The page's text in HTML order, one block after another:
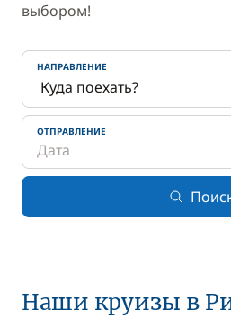
выбором!
НАПРАВЛЕНИЕ
ОТПРАВЛЕНИЕ
Наши круизы в